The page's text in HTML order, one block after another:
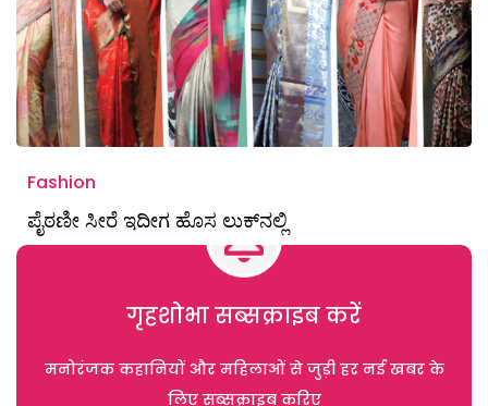
Fashion
ಪೈಠಣೀ ಸೀರೆ ಇದೀಗ ಹೊಸ ಲುಕ್‌ನಲ್ಲಿ
गृहशोभा सब्सक्राइब करें
मनोरंजक कहानियों और महिलाओं से जुड़ी हर नई खबर के
लिए सब्सक्राइब करिए